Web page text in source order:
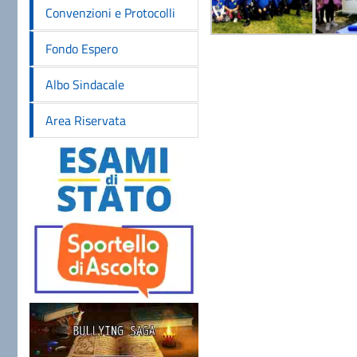
Convenzioni e Protocolli
Fondo Espero
Albo Sindacale
Area Riservata